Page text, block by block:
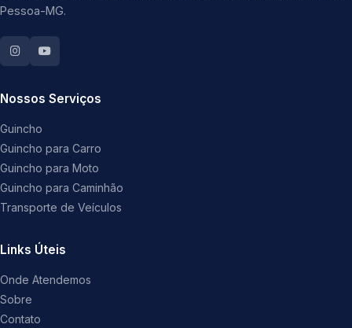
Pessoa-MG.
Nossos Serviços
Guincho
Guincho para Carro
Guincho para Moto
Guincho para Caminhão
Transporte de Veículos
Links Úteis
Onde Atendemos
Sobre
Contato